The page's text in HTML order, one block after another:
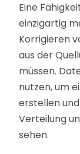
Eine
einzigartig
Korrigieren
aus der
müssen.
nutzen, um
erstellen
Verteilung
sehen.